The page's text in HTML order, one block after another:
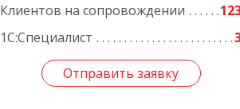
Клиентов на сопровождении
1С:Специалист
Отправить заявку
Отправить заявку